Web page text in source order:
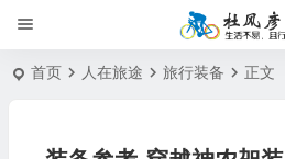
首页 人在旅途 旅行装备 正文